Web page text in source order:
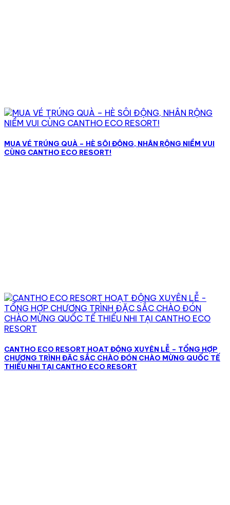
MUA VÉ TRÚNG QUÀ – HÈ SÔI ĐỘNG, NHÂN RỘNG NIỀM VUI
CÙNG CANTHO ECO RESORT!
CANTHO ECO RESORT HOẠT ĐỘNG XUYÊN LỄ – TỔNG HỢP
CHƯƠNG TRÌNH ĐẶC SẮC CHÀO ĐÓN CHÀO MỪNG QUỐC TẾ
THIẾU NHI TẠI CANTHO ECO RESORT